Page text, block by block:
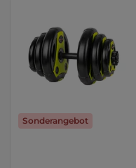
Sonderangebot